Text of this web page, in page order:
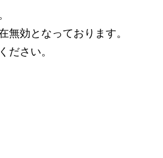
無効となっております。
ださい。